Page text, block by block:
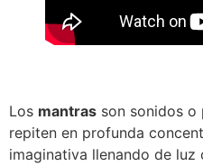
Los mantras son sonidos o
repiten en profunda
imaginativa llenando de